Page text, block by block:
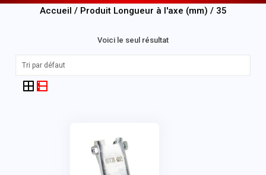
Accueil / Produit Longueur à l'axe (mm) / 35
Voici le seul résultat